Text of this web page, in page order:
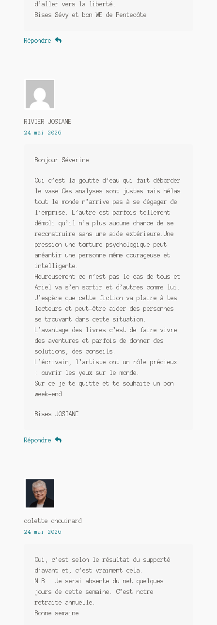
d’aller vers la liberté…
Bises Sévy et bon WE de Pentecôte
Répondre
RIVIER JOSIANE
24 mai 2026
Bonjour Séverine
Oui c’est la goutte d’eau qui fait déborder
le vase.Ces analyses sont justes mais hélas
tout le monde n’arrive pas à se dégager de
l’emprise. L’autre est parfois tellement
démoli qu’il n’a plus aucune chance de se
reconstruire sans une aide extérieure.Une
pression une torture psychologique peut
anéantir une personne même courageuse et
intelligente.
Heureusement ce n’est pas le cas de tous et
Ariel va s’en sortir et d’autres comme lui.
J’espère que cette fiction va plaire à tes
lecteurs et peut-être aider des personnes
se trouvant dans cette situation.
L’avantage des livres c’est de faire vivre
des aventures et parfois de donner des
solutions, des conseils.
L’écrivain, l’artiste ont un rôle précieux
: ouvrir les yeux sur le monde.
Sur ce je te quitte et te souhaite un bon
week-end
Bises JOSIANE
Répondre
colette chouinard
24 mai 2026
Oui, c’est selon le résultat du supporté
d’avant et, c’est vraiment cela.
N.B. :Je serai absente du net quelques
jours de cette semaine. C’est notre
retraite annuelle.
Bonne semaine